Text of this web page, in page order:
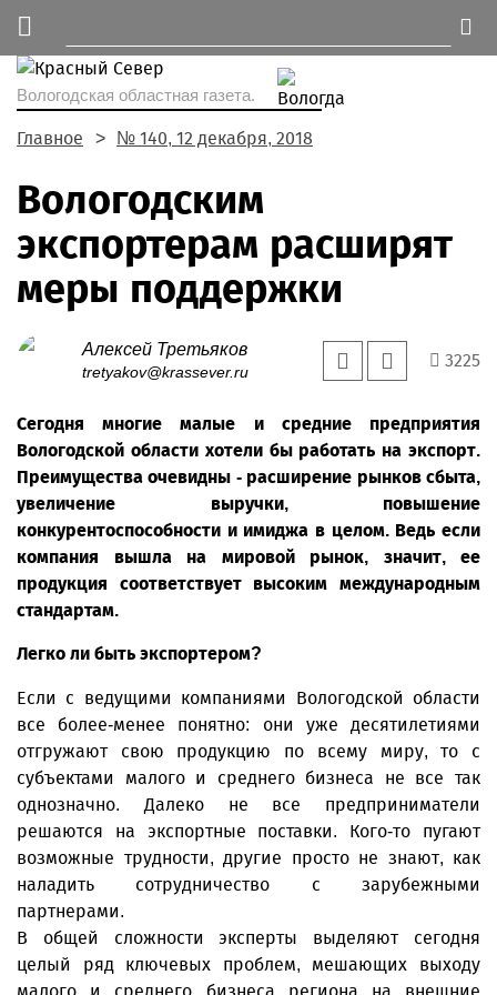
Вологодская областная газета.
Главное № 140, 12 декабря, 2018
Вологодским
экспортерам расширят
меры поддержки
Алексей Третьяков
tretyakov@krassever.ru
3225
Сегодня многие малые и средние предприятия
Вологодской области хотели бы работать на экспорт.
Преимущества очевидны - расширение рынков сбыта,
увеличение выручки, повышение
конкурентоспособности и имиджа в целом. Ведь если
компания вышла на мировой рынок, значит, ее
продукция соответствует высоким международным
стандартам.
Легко ли быть экспортером?
Если с ведущими компаниями Вологодской области
все более-менее понятно: они уже десятилетиями
отгружают свою продукцию по всему миру, то с
субъектами малого и среднего бизнеса не все так
однозначно. Далеко не все предприниматели
решаются на экспортные поставки. Кого-то пугают
возможные трудности, другие просто не знают, как
наладить сотрудничество с зарубежными
партнерами.
В общей сложности эксперты выделяют сегодня
целый ряд ключевых проблем, мешающих выходу